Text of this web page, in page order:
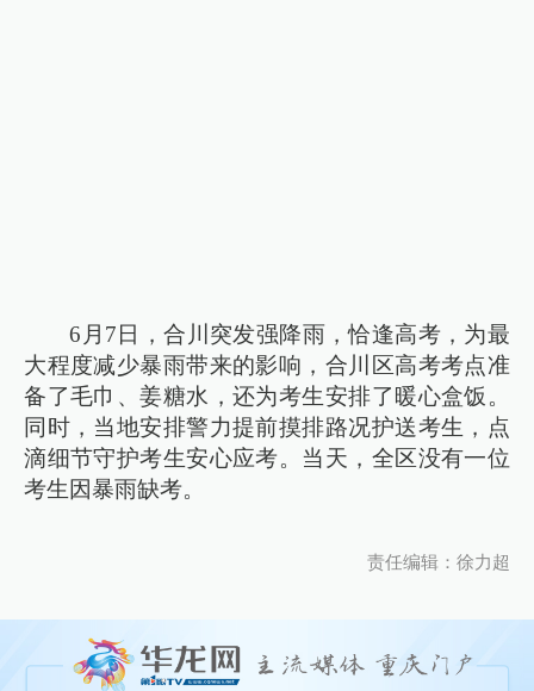
6月7日，合川突发强降雨，恰逢高考，为最
大程度减少暴雨带来的影响，合川区高考考点准
备了毛巾、姜糖水，还为考生安排了暖心盒饭。
同时，当地安排警力提前摸排路况护送考生，点
滴细节守护考生安心应考。当天，全区没有一位
考生因暴雨缺考。
责任编辑：徐力超